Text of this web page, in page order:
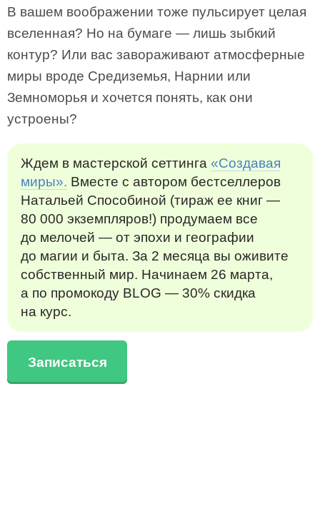
В вашем воображении тоже пульсирует целая
вселенная? Но на бумаге — лишь зыбкий
контур? Или вас завораживают атмосферные
миры вроде Средиземья, Нарнии или
Земноморья и хочется понять, как они
устроены?
Ждем в мастерской сеттинга «Создавая
миры». Вместе с автором бестселлеров
Натальей Способиной (тираж ее книг —
80 000 экземпляров!) продумаем все
до мелочей — от эпохи и географии
до магии и быта. За 2 месяца вы оживите
собственный мир. Начинаем 26 марта,
а по промокоду BLOG — 30% скидка
на курс.
Записаться